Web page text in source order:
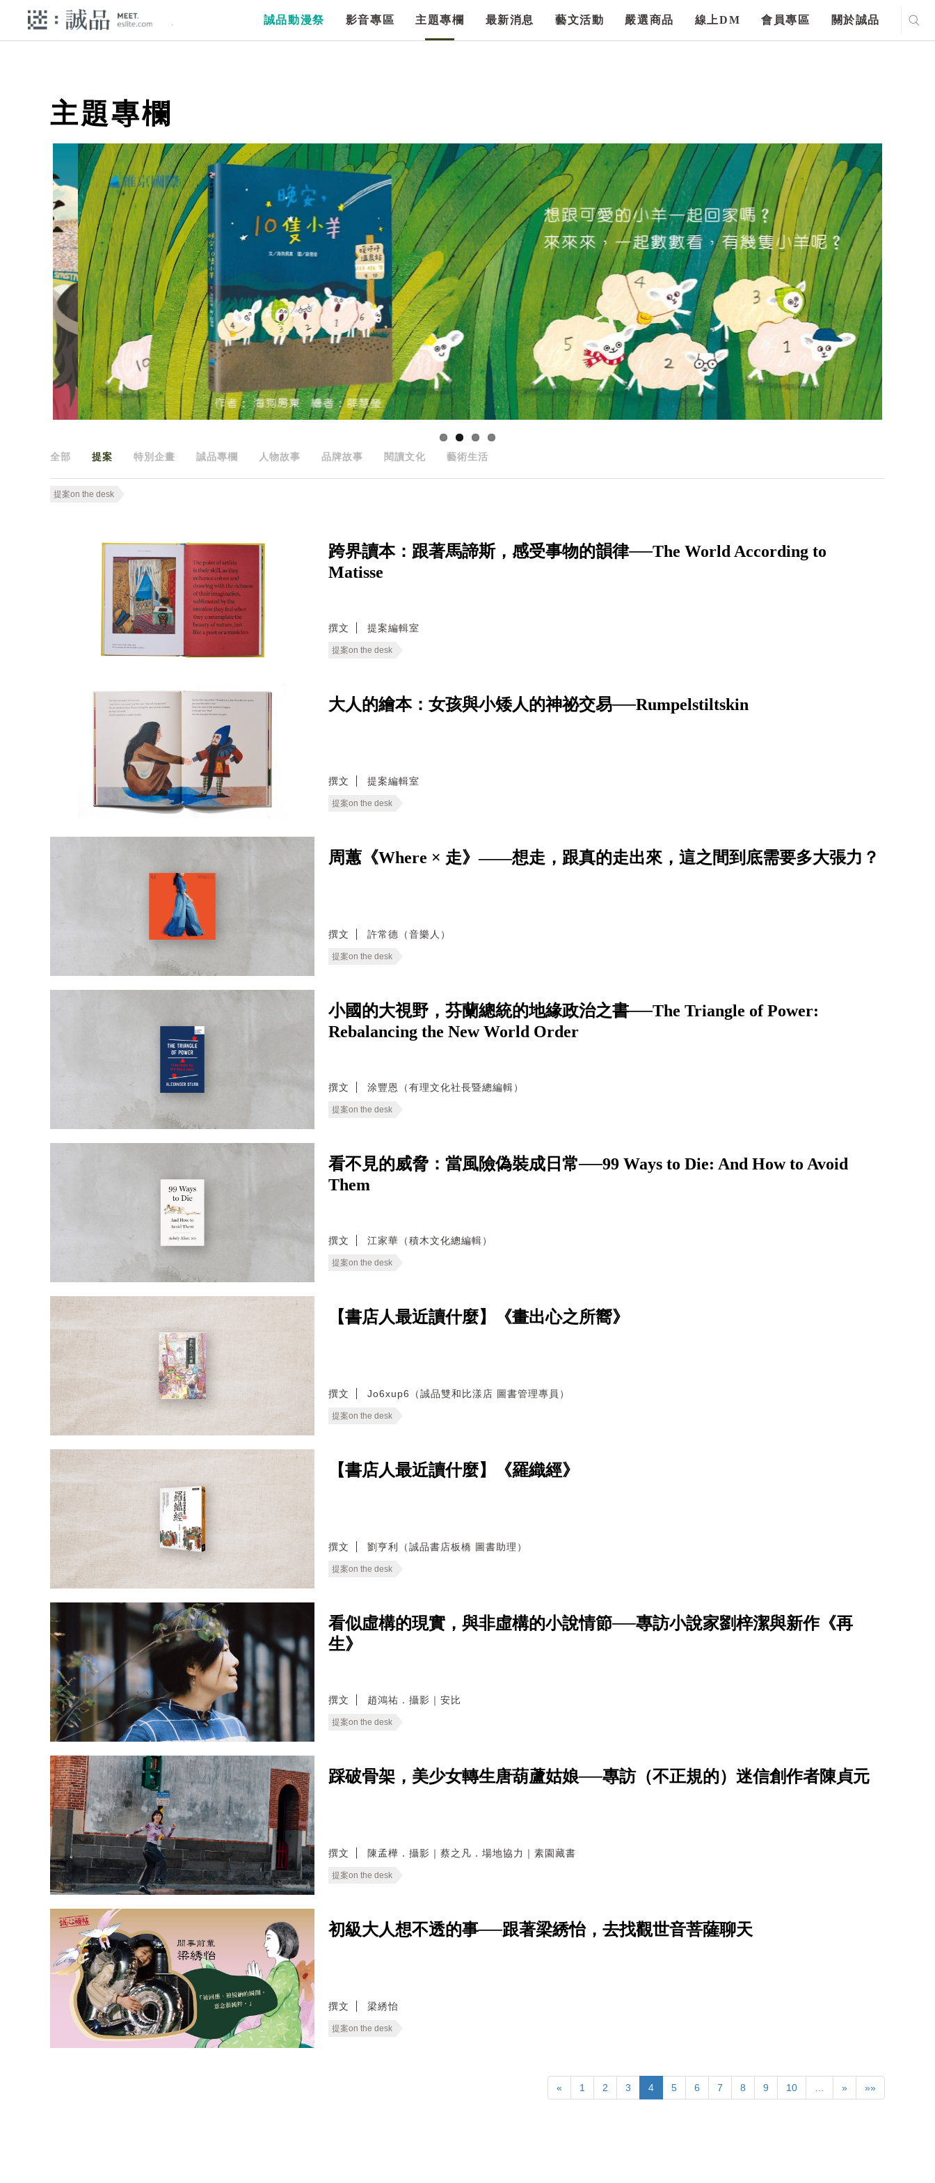
誠品動漫祭 影音專區 主題專欄 最新消息 藝文活動 嚴選商品 線上DM 會員專區 關於誠品
主題專欄
全部 提案 特別企畫 誠品專欄 人物故事 品牌故事 閱讀文化 藝術生活
提案on the desk
跨界讀本：跟著馬諦斯，感受事物的韻律──The World According to
Matisse
撰文 提案編輯室
提案on the desk
大人的繪本：女孩與小矮人的神祕交易──Rumpelstiltskin
撰文 提案編輯室
提案on the desk
周蕙《Where × 走》——想走，跟真的走出來，這之間到底需要多大張力？
撰文 許常德（音樂人）
提案on the desk
小國的大視野，芬蘭總統的地緣政治之書──The Triangle of Power:
Rebalancing the New World Order
撰文 涂豐恩（有理文化社長暨總編輯）
提案on the desk
看不見的威脅：當風險偽裝成日常──99 Ways to Die: And How to Avoid
Them
撰文 江家華（積木文化總編輯）
提案on the desk
【書店人最近讀什麼】《畫出心之所嚮》
撰文 Jo6xup6（誠品雙和比漾店 圖書管理專員）
提案on the desk
【書店人最近讀什麼】《羅織經》
撰文 劉亨利（誠品書店板橋 圖書助理）
提案on the desk
看似虛構的現實，與非虛構的小說情節──專訪小說家劉梓潔與新作《再
生》
撰文 趙鴻祐．攝影｜安比
提案on the desk
踩破骨架，美少女轉生唐葫蘆姑娘──專訪（不正規的）迷信創作者陳貞元
撰文 陳孟樺．攝影｜蔡之凡．場地協力｜素園藏書
提案on the desk
初級大人想不透的事──跟著梁綉怡，去找觀世音菩薩聊天
撰文 梁綉怡
提案on the desk
« 1 2 3 4 5 6 7 8 9 10 … » »»